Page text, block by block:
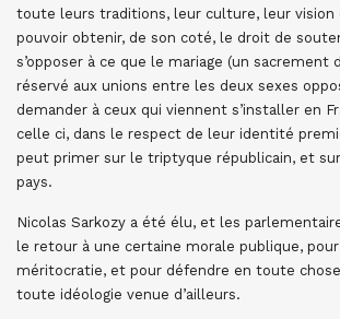
toute leurs traditions, leur culture, leur vision
pouvoir obtenir, de son coté, le droit de
s’opposer à ce que le mariage (un sacrement
réservé aux unions entre les deux sexes
demander à ceux qui viennent s’installer en
celle ci, dans le respect de leur identité
peut primer sur le triptyque républicain, et
pays.
Nicolas Sarkozy a été élu, et les
le retour à une certaine morale publique,
méritocratie, et pour défendre en toute
toute idéologie venue d’ailleurs.